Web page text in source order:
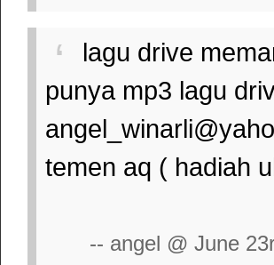
lagu drive
punya mp3 lagu
temen aq ( hadiah
-- angel @ June